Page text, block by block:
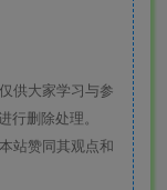
供大家学习与参
行删除处理。
站赞同其观点和